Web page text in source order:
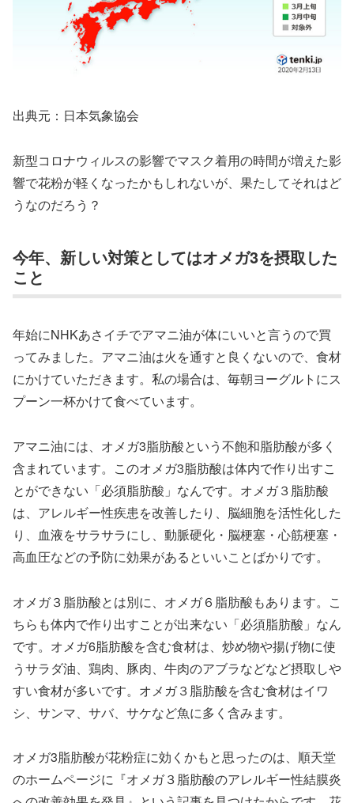
出典元：日本気象協会
新型コロナウィルスの影響でマスク着用の時間が増えた影
響で花粉が軽くなったかもしれないが、果たしてそれはど
うなのだろう？
今年、新しい対策としてはオメガ3を摂取した
こと
年始にNHKあさイチでアマニ油が体にいいと言うので買
ってみました。アマニ油は火を通すと良くないので、食材
にかけていただきます。私の場合は、毎朝ヨーグルトにス
プーン一杯かけて食べています。
アマニ油には、オメガ3脂肪酸という不飽和脂肪酸が多く
含まれています。このオメガ3脂肪酸は体内で作り出すこ
とができない「必須脂肪酸」なんです。オメガ３脂肪酸
は、アレルギー性疾患を改善したり、脳細胞を活性化した
り、血液をサラサラにし、動脈硬化・脳梗塞・心筋梗塞・
高血圧などの予防に効果があるといいことばかりです。
オメガ３脂肪酸とは別に、オメガ６脂肪酸もあります。こ
ちらも体内で作り出すことが出来ない「必須脂肪酸」なん
です。オメガ6脂肪酸を含む食材は、炒め物や揚げ物に使
うサラダ油、鶏肉、豚肉、牛肉のアブラなどなど摂取しや
すい食材が多いです。オメガ３脂肪酸を含む食材はイワ
シ、サンマ、サバ、サケなど魚に多く含みます。
オメガ3脂肪酸が花粉症に効くかもと思ったのは、順天堂
のホームページに『オメガ３脂肪酸のアレルギー性結膜炎